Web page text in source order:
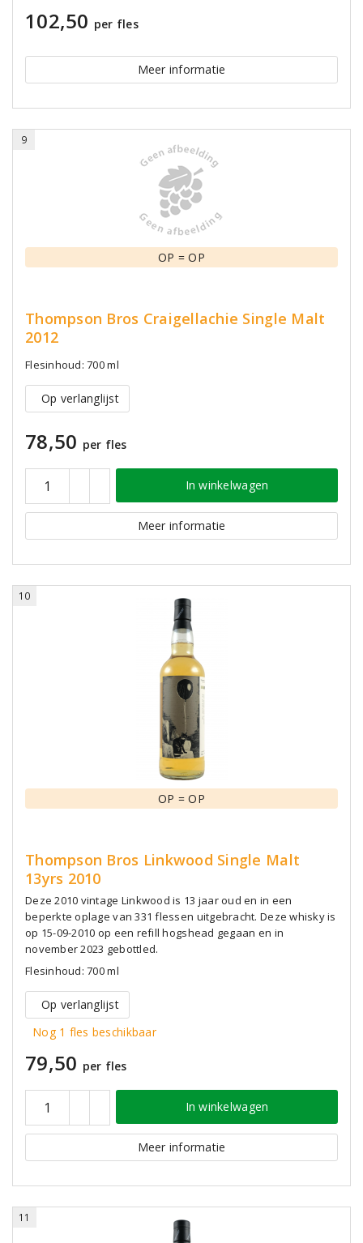
102,50 per fles
Meer informatie
9
OP = OP
Thompson Bros Craigellachie Single Malt
2012
Flesinhoud: 700 ml
Op verlanglijst
78,50 per fles
In winkelwagen
Meer informatie
10
OP = OP
Thompson Bros Linkwood Single Malt
13yrs 2010
Deze 2010 vintage Linkwood is 13 jaar oud en in een
beperkte oplage van 331 flessen uitgebracht. Deze whisky is
op 15-09-2010 op een refill hogshead gegaan en in
november 2023 gebottled.
Flesinhoud: 700 ml
Op verlanglijst
Nog 1 fles beschikbaar
79,50 per fles
In winkelwagen
Meer informatie
11